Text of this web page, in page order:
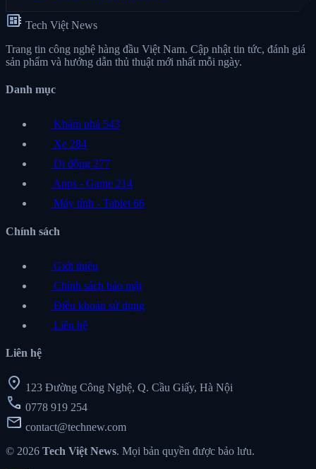
developer_board Tech Việt News
Trang tin công nghệ hàng đầu Việt Nam. Cập nhật tin tức, đánh giá
sản phẩm và hướng dẫn thủ thuật mới nhất mỗi ngày.
Danh mục
Khám phá 543
Xe 284
Di động 277
Apps - Game 214
Máy tính - Tablet66
Chính sách
Giới thiệu
Chính sách bảo mật
Điều khoản sử dụng
Liên hệ
Liên hệ
location_on 123 Đường Công Nghệ, Q. Cầu Giấy, Hà Nội
call 0778 919 254
mail contact@technew.com
© 2026 Tech Việt News. Mọi bản quyền được bảo lưu.